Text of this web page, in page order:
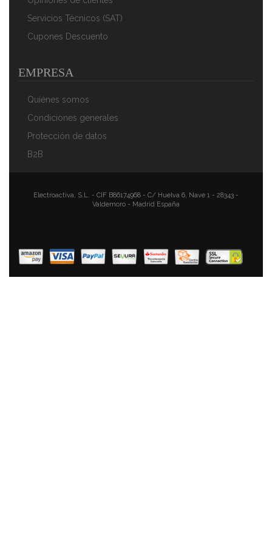
Bajo Consumo Agua Y Energía, Gris/Blanco
156,88 €
AÑADIR AL CARRITO
Briebe Camp Mini Lavadora Portátil Con Centrifugado,
156,88 € 114,66 €
AÑADIR AL CARRITO
Servicios Técnicos (SAT)
Cupones Descuento
EMPRESA
Quiénes somos
Condiciones generales
Protección de datos
B2B
Electroactiva, S.L. - CIF B86174968 - C/ Huelva 6, Nave 1 - 28343 -
Valdemoro - Madrid España